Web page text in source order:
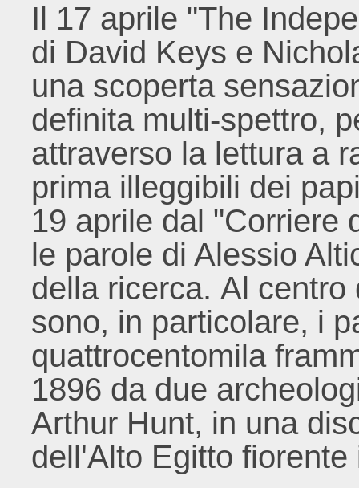
Il 17 aprile "The
di David Keys e
una scoperta
definita multi-spettro,
attraverso la lettura a
prima illeggibili dei
19 aprile dal "Corriere
le parole di Alessio
della ricerca. Al
sono, in particolare, i
quattrocentomila
1896 da due
Arthur Hunt, in una
dell'Alto Egitto